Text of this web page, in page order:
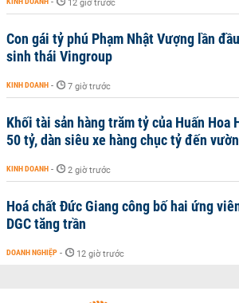
12 giờ trước
Con gái tỷ phú Phạm Nhật Vượng lần
sinh thái Vingroup
KINH DOANH - 7 giờ trước
Khối tài sản hàng trăm tỷ của Huấn Hoa
50 tỷ, dàn siêu xe hàng chục tỷ đến
KINH DOANH - 2 giờ trước
Hoá chất Đức Giang công bố hai ứng
DGC tăng trần
DOANH NGHIỆP - 12 giờ trước